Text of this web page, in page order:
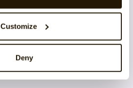
Customize
Deny